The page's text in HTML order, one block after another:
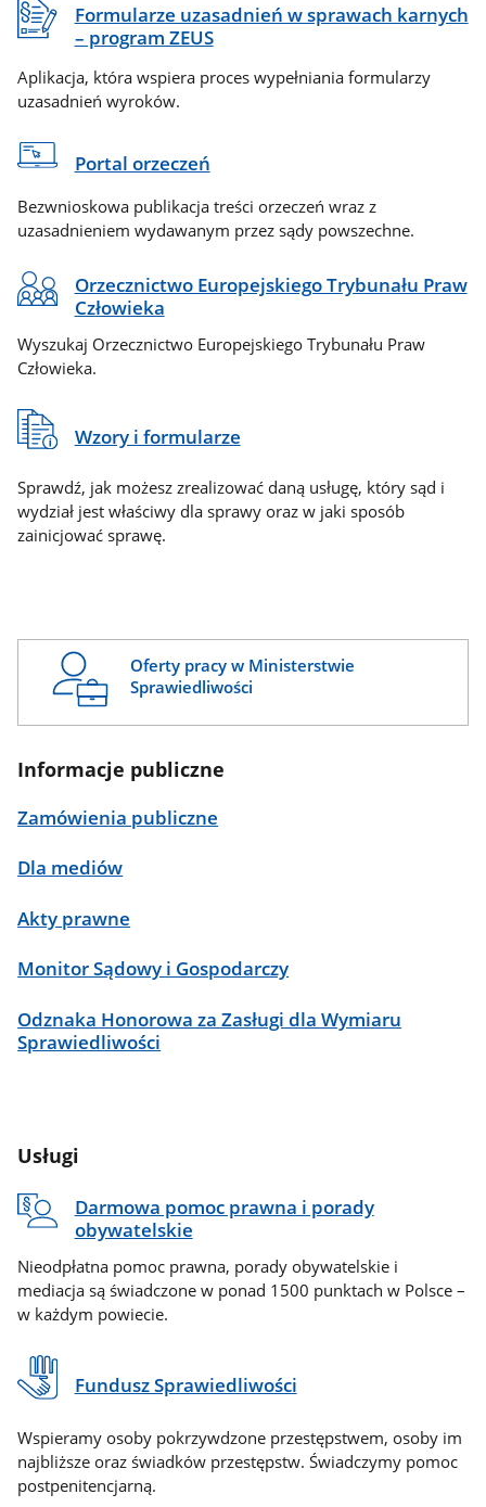
Formularze uzasadnień w sprawach karnych
– program ZEUS
Aplikacja, która wspiera proces wypełniania formularzy
uzasadnień wyroków.
Portal orzeczeń
Bezwnioskowa publikacja treści orzeczeń wraz z
uzasadnieniem wydawanym przez sądy powszechne.
Orzecznictwo Europejskiego Trybunału Praw
Człowieka
Wyszukaj Orzecznictwo Europejskiego Trybunału Praw
Człowieka.
Wzory i formularze
Sprawdź, jak możesz zrealizować daną usługę, który sąd i
wydział jest właściwy dla sprawy oraz w jaki sposób
zainicjować sprawę.
Oferty pracy w Ministerstwie
Sprawiedliwości
Informacje publiczne
Zamówienia publiczne
Dla mediów
Akty prawne
Monitor Sądowy i Gospodarczy
Odznaka Honorowa za Zasługi dla Wymiaru
Sprawiedliwości
Usługi
Darmowa pomoc prawna i porady
obywatelskie
Nieodpłatna pomoc prawna, porady obywatelskie i
mediacja są świadczone w ponad 1500 punktach w Polsce –
w każdym powiecie.
Fundusz Sprawiedliwości
Wspieramy osoby pokrzywdzone przestępstwem, osoby im
najbliższe oraz świadków przestępstw. Świadczymy pomoc
postpenitencjarną.